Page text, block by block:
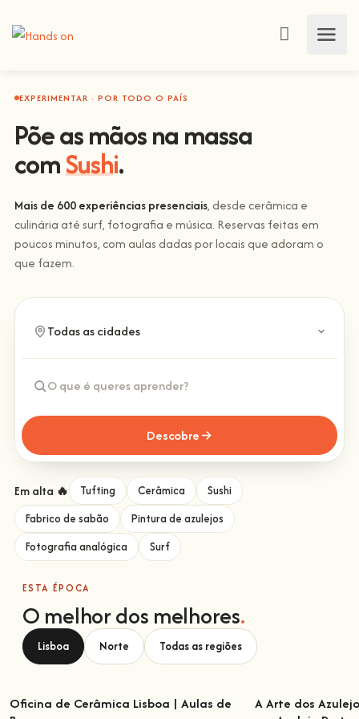
EXPERIMENTAR · POR TODO O PAÍS
Põe as mãos na massa
comSushi.
Mais de 600 experiências presenciais, desde cerâmica e
culinária até surf, fotografia e música. Reservas feitas em
poucos minutos, com aulas dadas por locais que adoram o
que fazem.
Descobre
Em alta 🔥 Tufting Cerâmica
Sushi
Fabrico de sabão
Pintura de azulejos
Fotografia analógica
Surf
ESTA ÉPOCA
O melhor dos melhores.
Lisboa Norte Todas as regiões
Oficina de Cerâmica Lisboa | Aulas de
A Arte dos